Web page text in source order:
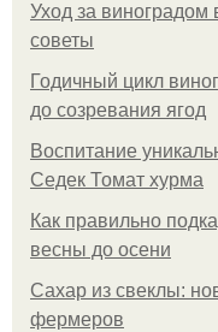
Уход за
советы
Годичный цикл
до созревания ягод
Воспитание
Седек Томат хурма
Как правильно
весны до осени
Сахар из свеклы:
фермеров